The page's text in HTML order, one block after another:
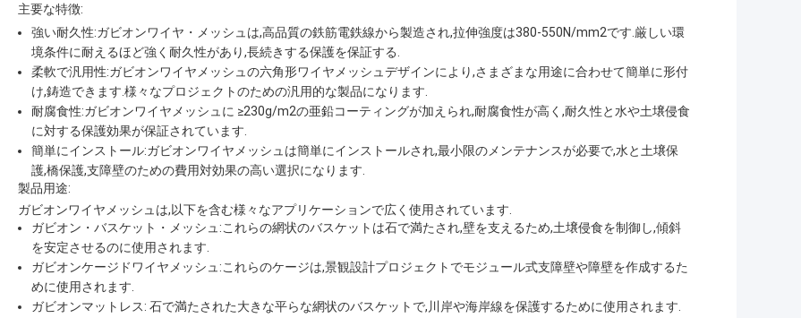
主要な特徴:
強い耐久性:ガビオンワイヤ・メッシュは,高品質の鉄筋電鉄線から製造され,拉伸強度は380-550N/mm2です.厳しい環
境条件に耐えるほど強く耐久性があり,長続きする保護を保証する.
柔軟で汎用性:ガビオンワイヤメッシュの六角形ワイヤメッシュデザインにより,さまざまな用途に合わせて簡単に形付
け,鋳造できます.様々なプロジェクトのための汎用的な製品になります.
耐腐食性:ガビオンワイヤメッシュに ≥230g/m2の亜鉛コーティングが加えられ,耐腐食性が高く,耐久性と水や土壌侵食
に対する保護効果が保証されています.
簡単にインストール:ガビオンワイヤメッシュは簡単にインストールされ,最小限のメンテナンスが必要で,水と土壌保
護,橋保護,支障壁のための費用対効果の高い選択になります.
製品用途:
ガビオンワイヤメッシュは,以下を含む様々なアプリケーションで広く使用されています.
ガビオン・バスケット・メッシュ:これらの網状のバスケットは石で満たされ,壁を支えるため,土壌侵食を制御し,傾斜
を安定させるのに使用されます.
ガビオンケージドワイヤメッシュ:これらのケージは,景観設計プロジェクトでモジュール式支障壁や障壁を作成するた
めに使用されます.
ガビオンマットレス: 石で満たされた大きな平らな網状のバスケットで,川岸や海岸線を保護するために使用されます.